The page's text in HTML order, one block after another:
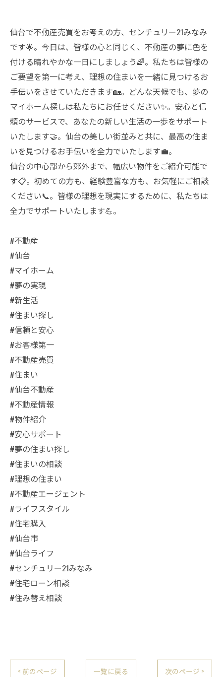
仙台で不動産売買をお考えの方、センチュリー21みなみ
です🌟。今日は、皆様の心と同じく、不動産の夢に色を
付ける晴れやかな一日にしましょう🌈。私たちは皆様の
ご要望を第一に考え、理想の住まいを一緒に見つけるお
手伝いをさせていただきます🏡。どんな天候でも、夢の
マイホーム探しは私たちにお任せください✨。安心と信
頼のサービスで、あなたの新しい生活の一歩をサポート
いたします🤝。仙台の美しい街並みと共に、最高の住ま
いを見つけるお手伝いを全力でいたします💼。
仙台の中心部から郊外まで、幅広い物件をご紹介可能で
す📋。初めての方も、経験豊富な方も、お気軽にご相談
ください📞。皆様の理想を現実にするために、私たちは
全力でサポートいたします💪。
#不動産
#仙台
#マイホーム
#夢の実現
#新生活
#住まい探し
#信頼と安心
#お客様第一
#不動産売買
#住まい
#仙台不動産
#不動産情報
#物件紹介
#安心サポート
#夢の住まい探し
#住まいの相談
#理想の住まい
#不動産エージェント
#ライフスタイル
#住宅購入
#仙台市
#仙台ライフ
#センチュリー21みなみ
#住宅ローン相談
#住み替え相談
< 前のページ 一覧に戻る 次のページ >